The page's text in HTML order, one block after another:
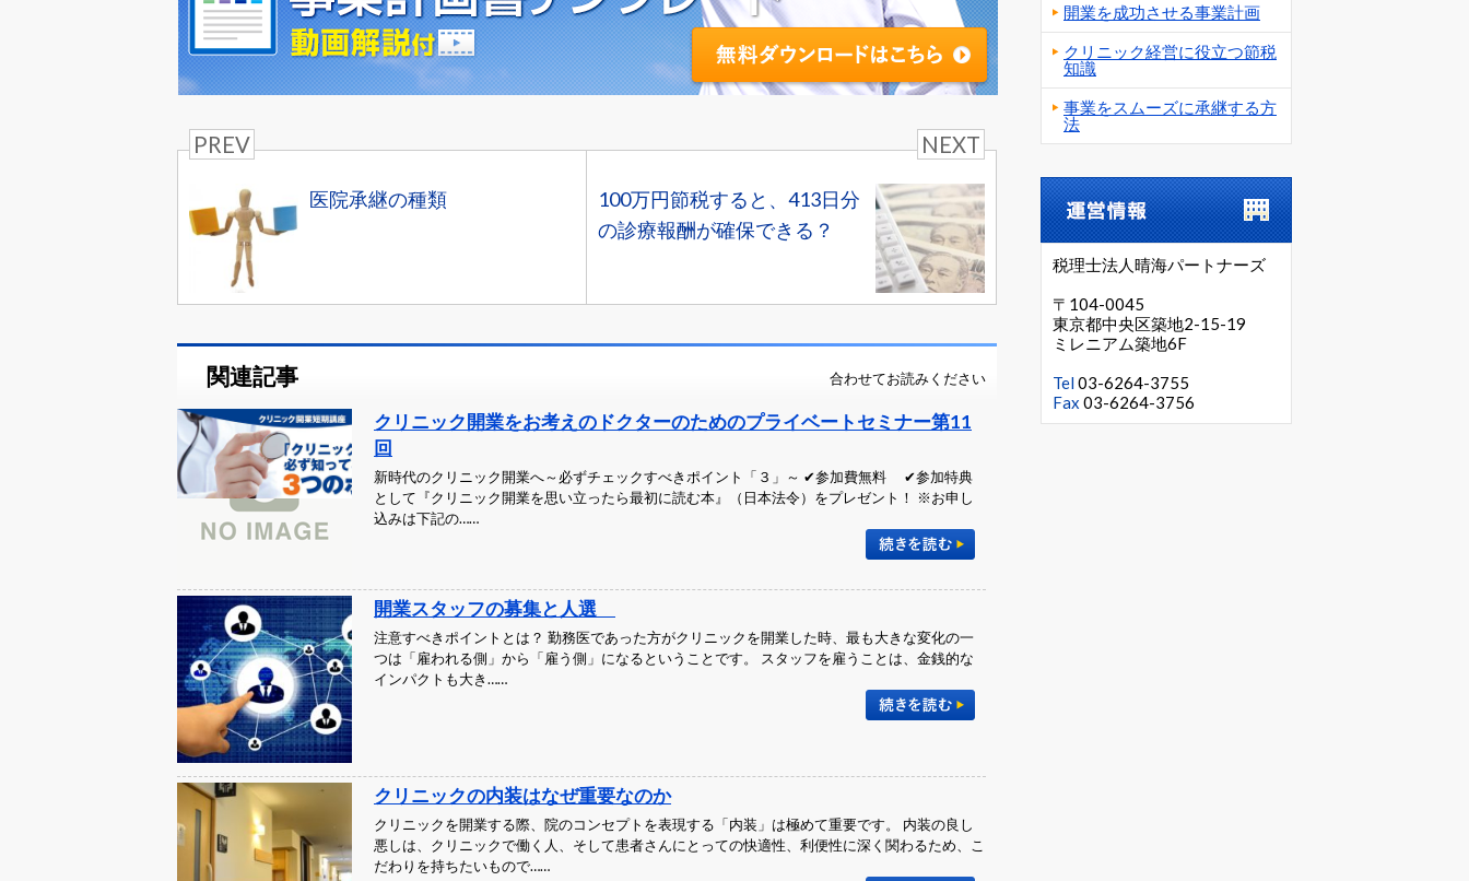
PREV
医院承継の種類
NEXT
100万円節税すると、413日分
の診療報酬が確保できる？
関連記事 合わせてお読みください
クリニック開業をお考えのドクターのためのプライベートセミナー第11
回
新時代のクリニック開業へ～必ずチェックすべきポイント「３」～ ✔参加費無料 ✔参加特典
として『クリニック開業を思い立ったら最初に読む本』（日本法令）をプレゼント！ ※お申し
込みは下記の……
開業スタッフの募集と人選
注意すべきポイントとは？ 勤務医であった方がクリニックを開業した時、最も大きな変化の一
つは「雇われる側」から「雇う側」になるということです。 スタッフを雇うことは、金銭的な
インパクトも大き……
クリニックの内装はなぜ重要なのか
クリニックを開業する際、院のコンセプトを表現する「内装」は極めて重要です。 内装の良し
悪しは、クリニックで働く人、そして患者さんにとっての快適性、利便性に深く関わるため、こ
だわりを持ちたいもので……
開業を成功させる事業計画
クリニック経営に役立つ節税
知識
事業をスムーズに承継する方
法
税理士法人晴海パートナーズ
〒104-0045
東京都中央区築地2-15-19
ミレニアム築地6F
Tel03-6264-3755
Fax 03-6264-3756